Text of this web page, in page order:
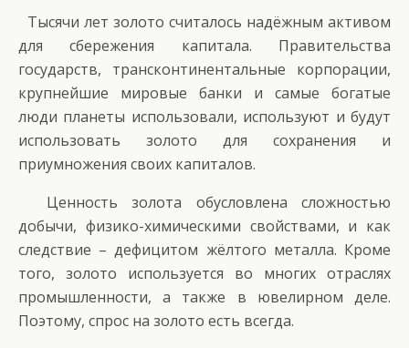
Тысячи лет золото считалось надёжным активом
для сбережения капитала. Правительства
государств, трансконтинентальные корпорации,
крупнейшие мировые банки и самые богатые
люди планеты использовали, используют и будут
использовать золото для сохранения и
приумножения своих капиталов.
Ценность золота обусловлена сложностью
добычи, физико-химическими свойствами, и как
следствие – дефицитом жёлтого металла. Кроме
того, золото используется во многих отраслях
промышленности, а также в ювелирном деле.
Поэтому, спрос на золото есть всегда.